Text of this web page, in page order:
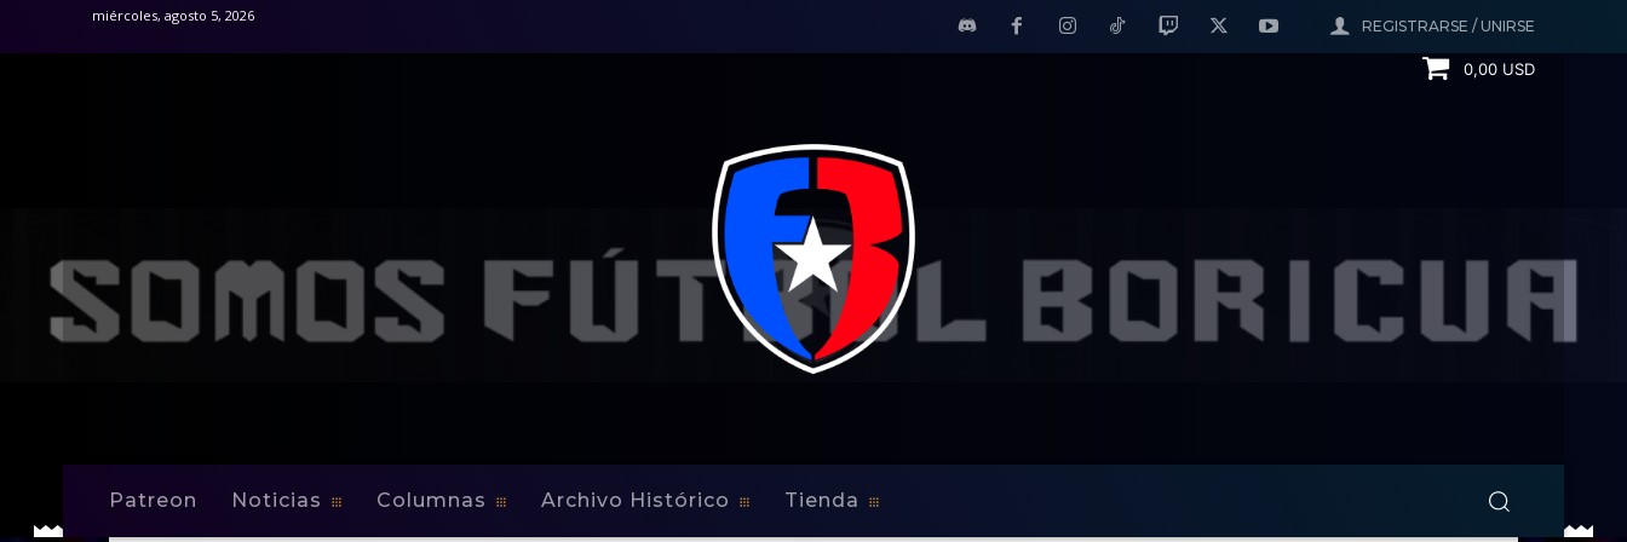
REGISTRARSE / UNIRSE
miércoles, agosto 5, 2026
0,00 USD
Patreon Noticias Columnas Archivo Histórico Tienda